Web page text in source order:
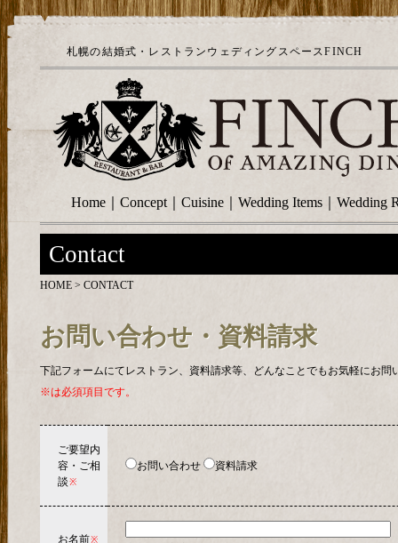
札幌の結婚式・レストランウェディングスペースFINCH
Home Concept Cuisine Wedding Items Wedding
Contact
HOME > CONTACT
お問い合わせ・資料請求
下記フォームにてレストラン、資料請求等、どんなことでもお気軽にお問
※は必須項目です。
ご要望内
容・ご相
談※
お問い合わせ 資料請求
お名前※